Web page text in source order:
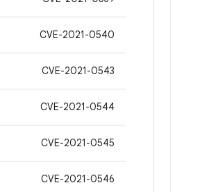
CVE-2021-0540
CVE-2021-0543
CVE-2021-0544
CVE-2021-0545
CVE-2021-0546